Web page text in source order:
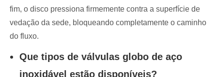
fim, o disco pressiona firmemente contra a superfície de
vedação da sede, bloqueando completamente o caminho
do fluxo.
Que tipos de válvulas globo de aço
inoxidável estão disponíveis?